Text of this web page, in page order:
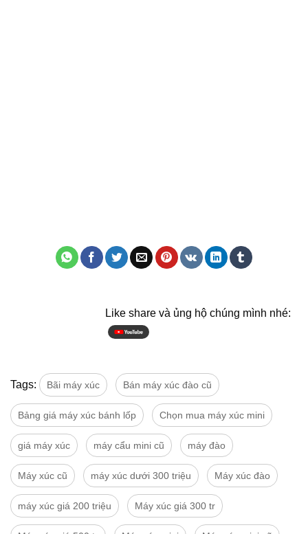
Like share và ủng hộ chúng mình nhé:
Tags: Bãi máy xúc Bán máy xúc đào cũ
Bảng giá máy xúc bánh lốp Chọn mua máy xúc mini
giá máy xúc máy cẩu mini cũ máy đào
Máy xúc cũ máy xúc dưới 300 triệu Máy xúc đào
máy xúc giá 200 triệu Máy xúc giá 300 tr